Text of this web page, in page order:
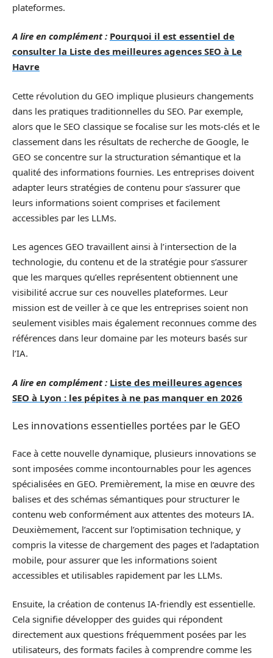
plateformes.
A lire en complément : Pourquoi il est essentiel de
consulter la Liste des meilleures agences SEO à Le
Havre
Cette révolution du GEO implique plusieurs changements
dans les pratiques traditionnelles du SEO. Par exemple,
alors que le SEO classique se focalise sur les mots-clés et le
classement dans les résultats de recherche de Google, le
GEO se concentre sur la structuration sémantique et la
qualité des informations fournies. Les entreprises doivent
adapter leurs stratégies de contenu pour s’assurer que
leurs informations soient comprises et facilement
accessibles par les LLMs.
Les agences GEO travaillent ainsi à l’intersection de la
technologie, du contenu et de la stratégie pour s’assurer
que les marques qu’elles représentent obtiennent une
visibilité accrue sur ces nouvelles plateformes. Leur
mission est de veiller à ce que les entreprises soient non
seulement visibles mais également reconnues comme des
références dans leur domaine par les moteurs basés sur
l’IA.
A lire en complément : Liste des meilleures agences
SEO à Lyon : les pépites à ne pas manquer en 2026
Les innovations essentielles portées par le GEO
Face à cette nouvelle dynamique, plusieurs innovations se
sont imposées comme incontournables pour les agences
spécialisées en GEO. Premièrement, la mise en œuvre des
balises et des schémas sémantiques pour structurer le
contenu web conformément aux attentes des moteurs IA.
Deuxièmement, l’accent sur l’optimisation technique, y
compris la vitesse de chargement des pages et l’adaptation
mobile, pour assurer que les informations soient
accessibles et utilisables rapidement par les LLMs.
Ensuite, la création de contenus IA-friendly est essentielle.
Cela signifie développer des guides qui répondent
directement aux questions fréquemment posées par les
utilisateurs, des formats faciles à comprendre comme les